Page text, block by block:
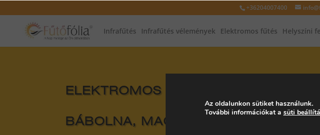
+36204007400
Infrafűtés Infrafűtés vélemények Elektromos fűtés Helyszíni
ELEKTROMOS FŰTÉS, INFRAFŰTÉS,
BÁBOLNA, MAGYARORSZÁG
Az oldalunkon sütiket használunk.
További információkat a süti